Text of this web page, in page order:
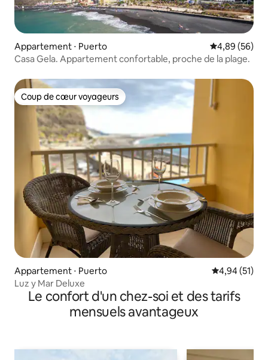
Appartement ⋅ Puerto Évaluation
4,89 (56)
Casa Gela. Appartement confortable, proche de la plage.
Coup de cœur voyageurs
Coup de cœur voyageurs
Appartement ⋅ Puerto Évaluation
4,94 (51)
Luz y Mar Deluxe
Le confort d'un chez-soi et des tarifs
mensuels avantageux